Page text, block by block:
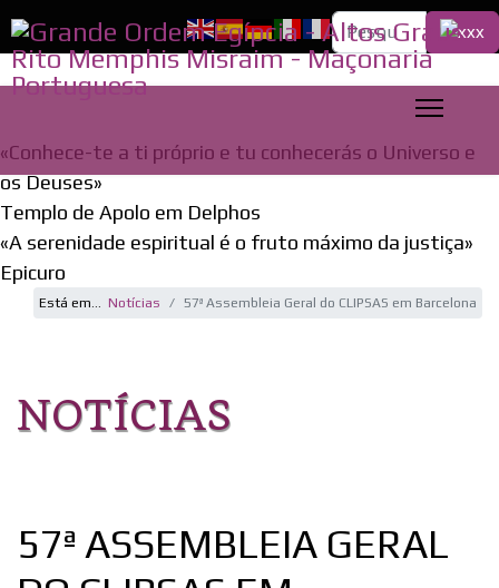
Pesquisa...
«Conhece-te a ti próprio e tu conhecerás o Universo e
os Deuses»
Templo de Apolo em Delphos
«A serenidade espiritual é o fruto máximo da justiça»
Epicuro
Está em... Notícias 57ª Assembleia Geral do CLIPSAS em Barcelona
NOTÍCIAS
57ª ASSEMBLEIA GERAL